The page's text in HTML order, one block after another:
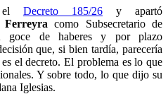
el Decreto 185/26 y apartó
Ferreyra como Subsecretario de
goce de haberes y por plazo
que, si bien tardía, parecería
el decreto. El problema es lo que
Y sobre todo, lo que dijo su
Iglesias.